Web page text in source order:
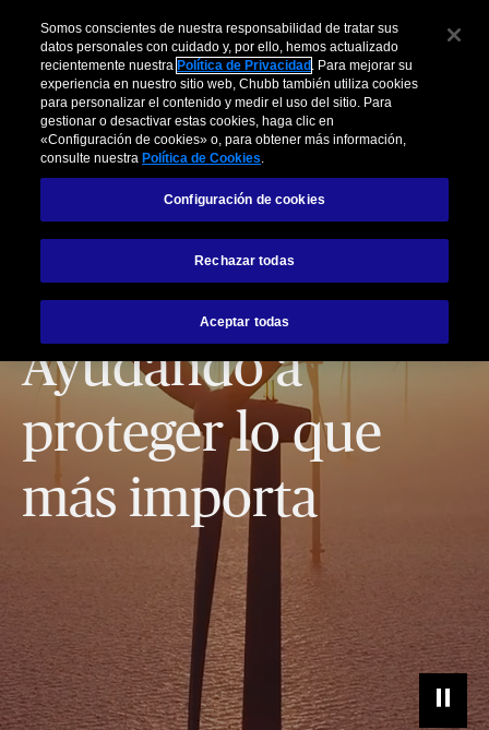
Ayudando a
proteger lo que
más importa
Somos conscientes de nuestra responsabilidad de tratar sus
datos personales con cuidado y, por ello, hemos actualizado
recientemente nuestra Política de Privacidad . Para mejorar su
experiencia en nuestro sitio web, Chubb también utiliza cookies
para personalizar el contenido y medir el uso del sitio. Para
gestionar o desactivar estas cookies, haga clic en
«Configuración de cookies» o, para obtener más información,
consulte nuestra Política de Cookies.
Configuración de cookies
Rechazar todas
Aceptar todas